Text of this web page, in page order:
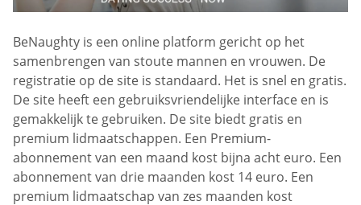
BeNaughty is een online platform gericht op het
samenbrengen van stoute mannen en vrouwen. De
registratie op de site is standaard. Het is snel en gratis.
De site heeft een gebruiksvriendelijke interface en is
gemakkelijk te gebruiken. De site biedt gratis en
premium lidmaatschappen. Een Premium-
abonnement van een maand kost bijna acht euro. Een
abonnement van drie maanden kost 14 euro. Een
premium lidmaatschap van zes maanden kost